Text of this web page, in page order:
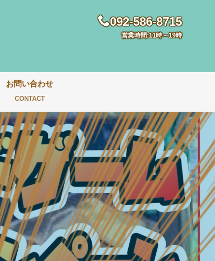
092-586-8715
営業時間:11時～19時
お問い合わせ
CONTACT